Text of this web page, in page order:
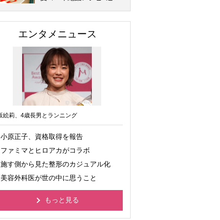
エンタメニュース
絵莉、4歳長男とランニング
小原正子、資格取得を報告
ファミマとヒロアカがコラボ
施す側から見た整形のカジュアル化
美容外科医が世の中に思うこと
もっと見る